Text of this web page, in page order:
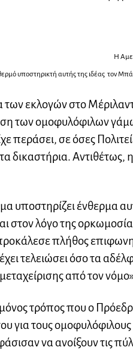
Η
υποστηρικτή αυτής της ιδέας τον
εκλογών στο
των ομοφυλόφιλων
περάσει, σε όσες
δικαστήρια. Αντιθέτως,
ένθερμα
στον λόγο της
πλήθος
τελειώσει όσο τα
από τον
τρόπος που ο
για τους
να ανοίξουν τις